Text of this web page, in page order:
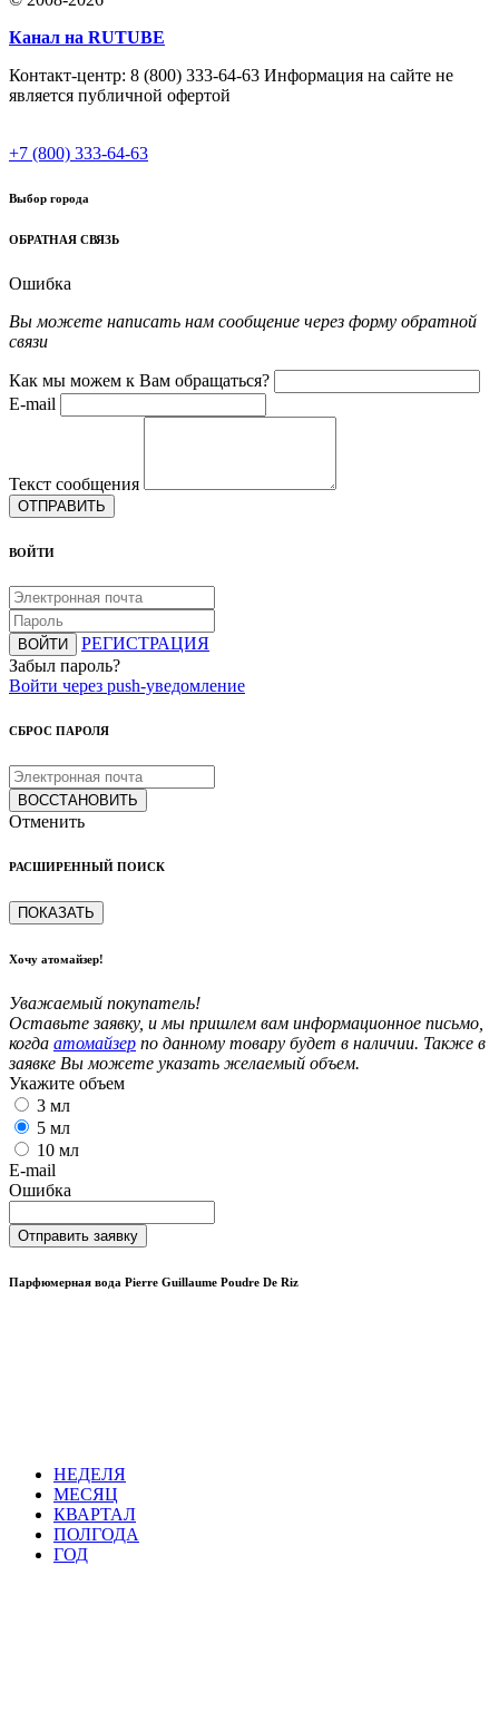
Канал на RUTUBE
Контакт-центр: 8 (800) 333-64-63 Информация на сайте не
является публичной офертой
+7 (800) 333-64-63
Выбор города
ОБРАТНАЯ СВЯЗЬ
Ошибка
Вы можете написать нам сообщение через форму обратной
связи
Как мы можем к Вам обращаться?
E-mail
Текст сообщения
ОТПРАВИТЬ
ВОЙТИ
ВОЙТИ
РЕГИСТРАЦИЯ
Забыл пароль?
Войти через push-уведомление
СБРОС ПАРОЛЯ
ВОССТАНОВИТЬ
Отменить
РАСШИРЕННЫЙ ПОИСК
ПОКАЗАТЬ
Хочу атомайзер!
Уважаемый покупатель!
Оставьте заявку, и мы пришлем вам информационное письмо,
когда атомайзер по данному товару будет в наличии. Также в
заявке Вы можете указать желаемый объем.
Укажите объем
3 мл
5 мл
10 мл
E-mail
Ошибка
Отправить заявку
Парфюмерная вода Pierre Guillaume Poudre De Riz
НЕДЕЛЯ
МЕСЯЦ
КВАРТАЛ
ПОЛГОДА
ГОД